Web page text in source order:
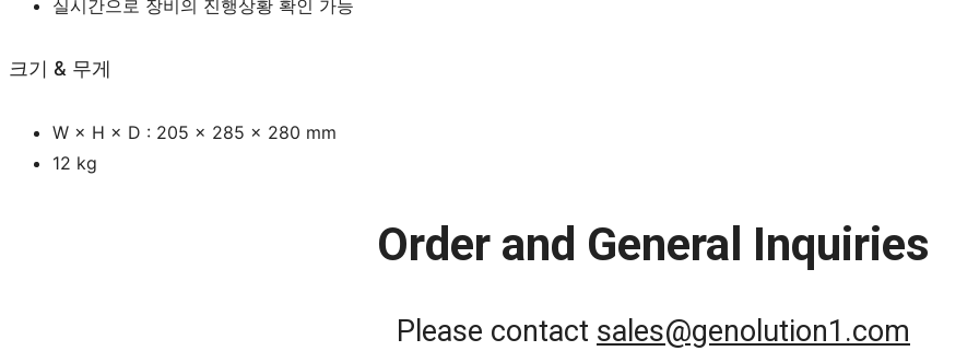
실시간으로 장비의 진행상황 확인 가능
크기 & 무게
W × H × D : 205 × 285 × 280 mm
12 kg
Order and General Inquiries
Please contact sales@genolution1.com